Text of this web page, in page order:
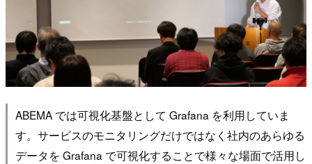
ABEMA では可視化基盤として Grafana を利用していま
す。サービスのモニタリングだけではなく社内のあらゆる
データを Grafana で可視化することで様々な場面で活用し